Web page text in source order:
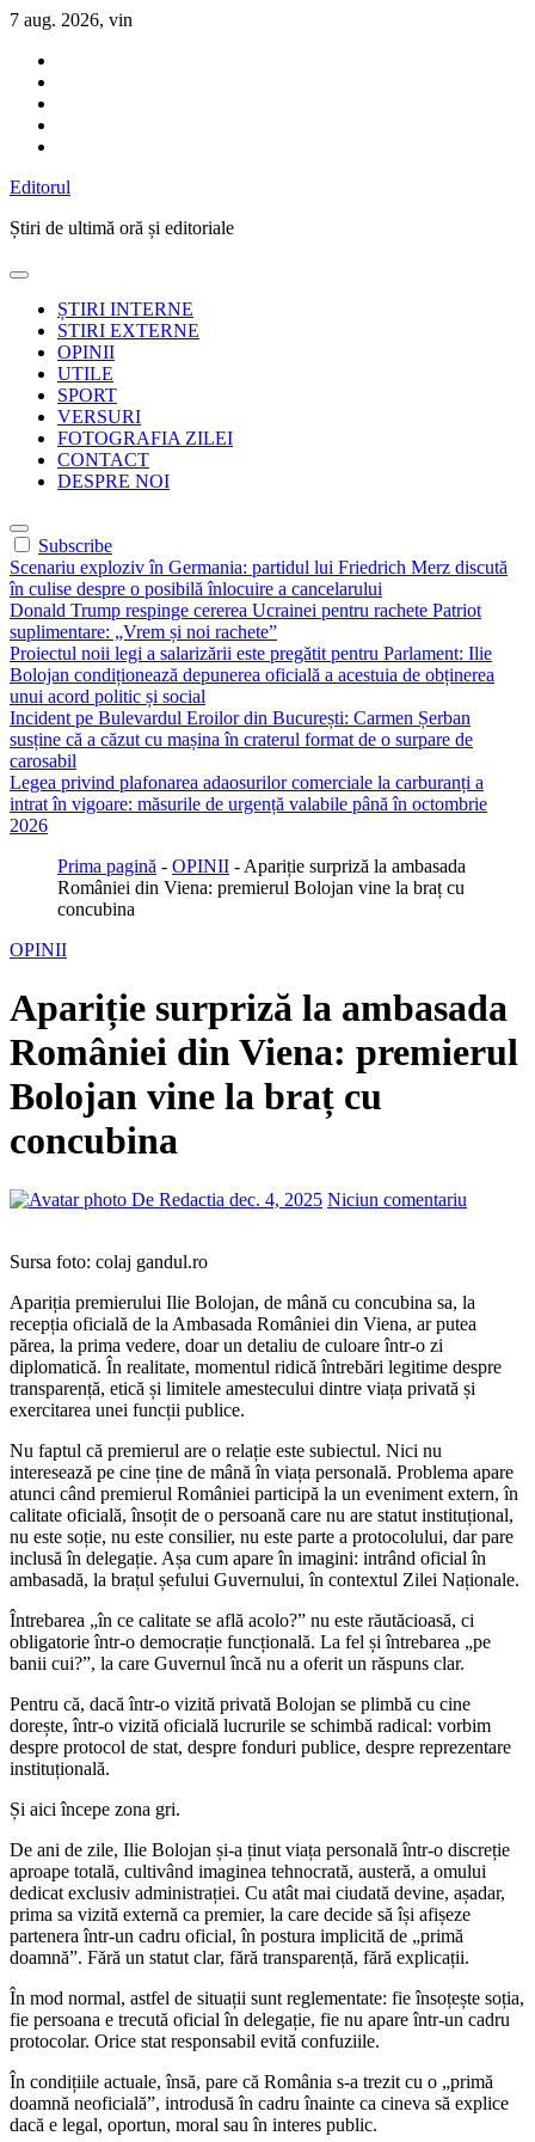
Sari
conținut
7 aug. 2026, vin
Editorul
Știri de ultimă oră și editoriale
ȘTIRI INTERNE
STIRI EXTERNE
OPINII
UTILE
SPORT
VERSURI
FOTOGRAFIA ZILEI
CONTACT
DESPRE NOI
Subscribe
Scenariu exploziv în Germania: partidul lui Friedrich Merz discută
în culise despre o posibilă înlocuire a cancelarului
Donald Trump respinge cererea Ucrainei pentru rachete Patriot
suplimentare: „Vrem și noi rachete”
Proiectul noii legi a salarizării este pregătit pentru Parlament: Ilie
Bolojan condiționează depunerea oficială a acestuia de obținerea
unui acord politic și social
Incident pe Bulevardul Eroilor din București: Carmen Șerban
susține că a căzut cu mașina în craterul format de o surpare de
carosabil
Legea privind plafonarea adaosurilor comerciale la carburanți a
intrat în vigoare: măsurile de urgență valabile până în octombrie
2026
Prima pagină - OPINII - Apariție surpriză la ambasada
României din Viena: premierul Bolojan vine la braț cu
concubina
OPINII
Apariție surpriză la ambasada
României din Viena: premierul
Bolojan vine la braț cu
concubina
De Redactia dec. 4, 2025 Niciun comentariu
Sursa foto: colaj gandul.ro
Apariția premierului Ilie Bolojan, de mână cu concubina sa, la
recepția oficială de la Ambasada României din Viena, ar putea
părea, la prima vedere, doar un detaliu de culoare într-o zi
diplomatică. În realitate, momentul ridică întrebări legitime despre
transparență, etică și limitele amestecului dintre viața privată și
exercitarea unei funcții publice.
Nu faptul că premierul are o relație este subiectul. Nici nu
interesează pe cine ține de mână în viața personală. Problema apare
atunci când premierul României participă la un eveniment extern, în
calitate oficială, însoțit de o persoană care nu are statut instituțional,
nu este soție, nu este consilier, nu este parte a protocolului, dar pare
inclusă în delegație. Așa cum apare în imagini: intrând oficial în
ambasadă, la brațul șefului Guvernului, în contextul Zilei Naționale.
Întrebarea „în ce calitate se află acolo?” nu este răutăcioasă, ci
obligatorie într-o democrație funcțională. La fel și întrebarea „pe
banii cui?”, la care Guvernul încă nu a oferit un răspuns clar.
Pentru că, dacă într-o vizită privată Bolojan se plimbă cu cine
dorește, într-o vizită oficială lucrurile se schimbă radical: vorbim
despre protocol de stat, despre fonduri publice, despre reprezentare
instituțională.
Și aici începe zona gri.
De ani de zile, Ilie Bolojan și-a ținut viața personală într-o discreție
aproape totală, cultivând imaginea tehnocrată, austeră, a omului
dedicat exclusiv administrației. Cu atât mai ciudată devine, așadar,
prima sa vizită externă ca premier, la care decide să își afișeze
partenera într-un cadru oficial, în postura implicită de „primă
doamnă”. Fără un statut clar, fără transparență, fără explicații.
În mod normal, astfel de situații sunt reglementate: fie însoțește soția,
fie persoana e trecută oficial în delegație, fie nu apare într-un cadru
protocolar. Orice stat responsabil evită confuziile.
În condițiile actuale, însă, pare că România s-a trezit cu o „primă
doamnă neoficială”, introdusă în cadru înainte ca cineva să explice
dacă e legal, oportun, moral sau în interes public.